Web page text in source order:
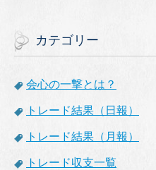
カテゴリー
会心の一撃とは？
トレード結果（日報）
トレード結果（月報）
トレード収支一覧